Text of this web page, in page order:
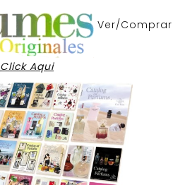
Ver/Comprar
Click Aqui